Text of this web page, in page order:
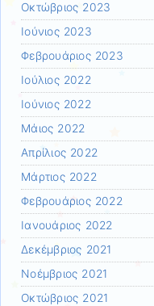
Οκτώβριος 2023
Ιούνιος 2023
Φεβρουάριος 2023
Ιούλιος 2022
Ιούνιος 2022
Μάιος 2022
Απρίλιος 2022
Μάρτιος 2022
Φεβρουάριος 2022
Ιανουάριος 2022
Δεκέμβριος 2021
Νοέμβριος 2021
Οκτώβριος 2021